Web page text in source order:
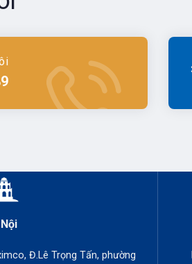
Đ.Lê Trọng Tấn, phường